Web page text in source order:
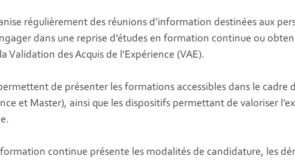
régulièrement des réunions d’information destinées aux
dans une reprise d’études en formation continue ou
Validation des Acquis de l’Expérience (VAE).
de présenter les formations accessibles dans le cadre
et Master), ainsi que les dispositifs permettant de valoriser
formation continue présente les modalités de candidature, les